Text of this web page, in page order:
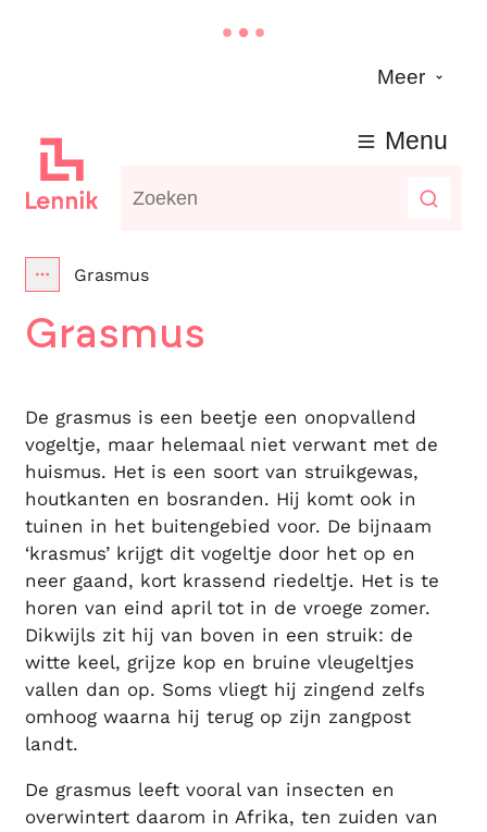
Meer
Lennik
Waarmee kunnen we jou helpen?
Menu
Toon alle broodkruimel items
Grasmus
Grasmus
De grasmus is een beetje een onopvallend
vogeltje, maar helemaal niet verwant met de
huismus. Het is een soort van struikgewas,
houtkanten en bosranden. Hij komt ook in
tuinen in het buitengebied voor. De bijnaam
‘krasmus’ krijgt dit vogeltje door het op en
neer gaand, kort krassend riedeltje. Het is te
horen van eind april tot in de vroege zomer.
Dikwijls zit hij van boven in een struik: de
witte keel, grijze kop en bruine vleugeltjes
vallen dan op. Soms vliegt hij zingend zelfs
omhoog waarna hij terug op zijn zangpost
landt.
De grasmus leeft vooral van insecten en
overwintert daarom in Afrika, ten zuiden van